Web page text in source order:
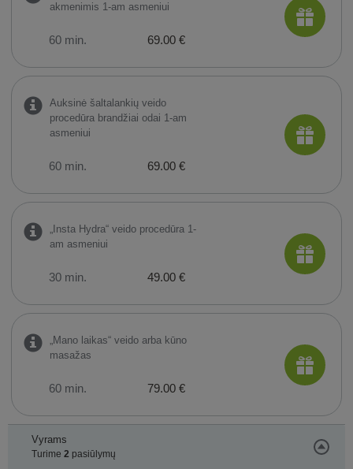
akmenimis 1-am asmeniui
60 min. 69.00 €
Auksinė šaltalankių veido
procedūra brandžiai odai 1-am
asmeniui
60 min. 69.00 €
„Insta Hydra“ veido procedūra 1-
am asmeniui
30 min. 49.00 €
„Mano laikas“ veido arba kūno
masažas
60 min. 79.00 €
Vyrams
Turime 2 pasiūlymų